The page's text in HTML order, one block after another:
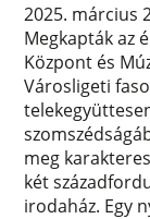
2025. március
Megkapták az
Központ és
Városligeti
meg
két
irodaház. Egy